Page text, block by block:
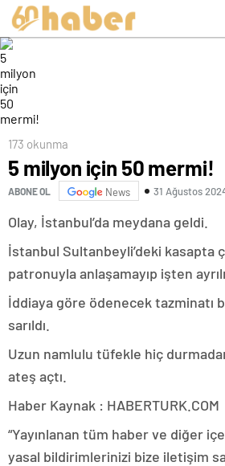
173 okunma
5 milyon için 50 mermi!
ABONE OL News 31 Ağustos
Olay, İstanbul’da meydana geldi.
İstanbul Sultanbeyli’deki kasapta
patronuyla anlaşamayıp işten
İddiaya göre ödenecek tazminatı
sarıldı.
Uzun namlulu tüfekle hiç
ateş açtı.
Haber Kaynak : HABERTURK.COM
“Yayınlanan tüm haber ve diğer
yasal bildirimlerinizi bize iletişim